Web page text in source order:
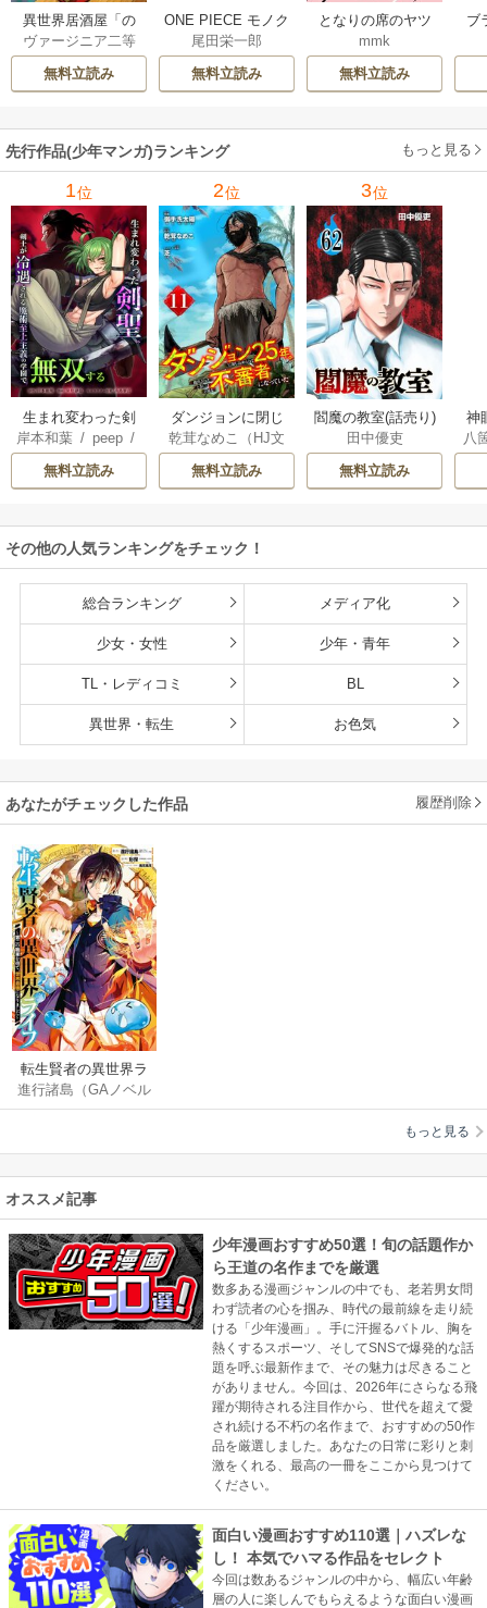
異世界居酒屋「の
ぶ」
ヴァージニア二等
/ 蝉川夏哉
無料立読み
ONE PIECE モノク
ロ版
尾田栄一郎
無料立読み
となりの席のヤツ
がそういう目で見
てくる
mmk
無料立読み
ブ
先行作品(少年マンガ)ランキング もっと見る
1位
生まれ変わった剣
聖、剣士が冷遇さ
れる魔術至上主義
の学園で無双する
岸本和葉/ peep/
染野静也/
/taskey STUDI
無料立読み
2位
ダンジョンに閉じ
込められて25年。
救出されたときに
は立派な不審者に
版】
乾茸なめこ（HJ文
庫／ホビージャパ
ン刊）/御手洗太
無料立読み
3位
閻魔の教室(話売り)
田中優吏
無料立読み
神
八
その他の人気ランキングをチェック！
総合ランキング メディア化
少女・女性 少年・青年
TL・レディコミ BL
異世界・転生 お色気
あなたがチェックした作品 履歴削除
転生賢者の異世界ラ
イフ～第二の職業を
得て、世界最強にな
進行諸島（GAノベル
／SBクリエイティブ
Land）/風花風花
もっと見る
オススメ記事
少年漫画おすすめ50選！旬の話題作か
ら王道の名作までを厳選
数多ある漫画ジャンルの中でも、老若男女問
わず読者の心を掴み、時代の最前線を走り続
ける「少年漫画」。手に汗握るバトル、胸を
熱くするスポーツ、そしてSNSで爆発的な話
題を呼ぶ最新作まで、その魅力は尽きること
がありません。今回は、2026年にさらなる飛
躍が期待される注目作から、世代を超えて愛
され続ける不朽の名作まで、おすすめの50作
品を厳選しました。あなたの日常に彩りと刺
激をくれる、最高の一冊をここから見つけて
ください。
面白い漫画おすすめ110選｜ハズレな
し！ 本気でハマる作品をセレクト
今回は数あるジャンルの中から、幅広い年齢
層の人に楽しんでもらえるような面白い漫画